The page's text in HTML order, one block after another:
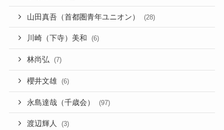
山田真吾（首都圏青年ユニオン） (28)
川崎（下寺）美和 (6)
林尚弘 (7)
櫻井文雄 (6)
永島達哉（千歳会） (97)
渡辺輝人 (3)